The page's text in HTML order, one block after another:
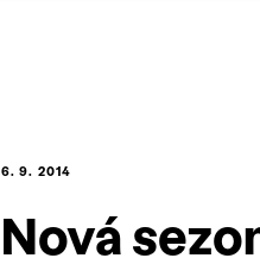
6. 9. 2014
Nová